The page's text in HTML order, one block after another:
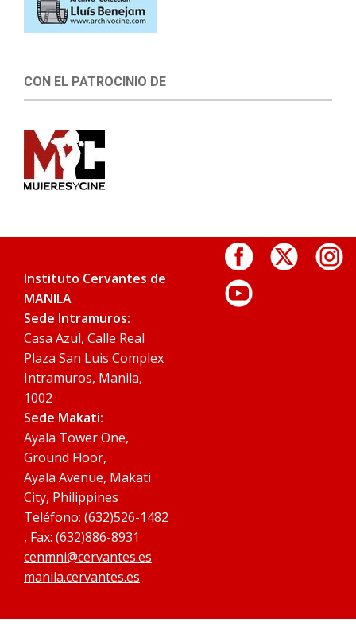
CON EL PATROCINIO DE
Instituto Cervantes de
MANILA
Sede Intramuros:
Casa Azul, Calle Real
Plaza San Luis Complex
Intramuros, Manila,
1002
Sede Makati:
Ayala Tower One,
Ground Floor,
Ayala Avenue, Makati
City, Philippines
Teléfono: (632)526-1482
, Fax: (632)886-8931
cenmni@cervantes.es
manila.cervantes.es